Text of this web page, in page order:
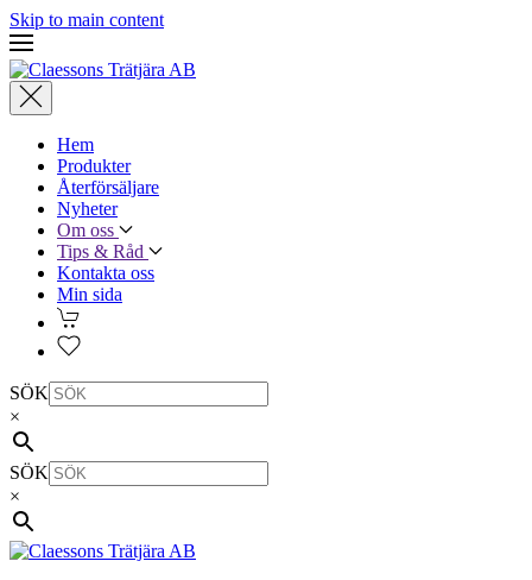
Skip to main content
Hem
Produkter
Återförsäljare
Nyheter
Om oss
Tips & Råd
Kontakta oss
Min sida
SÖK
×
SÖK
×